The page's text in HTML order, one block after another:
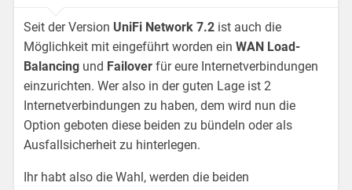
Seit der Version UniFi Network 7.2 ist auch die
Möglichkeit mit eingeführt worden einWAN Load-
Balancing und Failoverfür eure Internetverbindungen
einzurichten. Wer also in der guten Lage ist 2
Internetverbindungen zu haben, dem wird nun die
Option geboten diese beiden zu bündeln oder als
Ausfallsicherheit zu hinterlegen.
Ihr habt also die Wahl, werden die beiden